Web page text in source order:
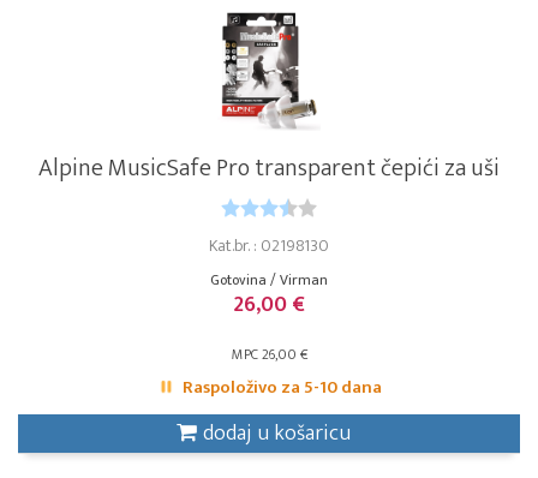
Alpine MusicSafe Pro transparent čepići za uši
Kat.br. : 02198130
Gotovina / Virman
26,00 €
MPC 26,00 €
Raspoloživo za 5-10 dana
dodaj u košaricu